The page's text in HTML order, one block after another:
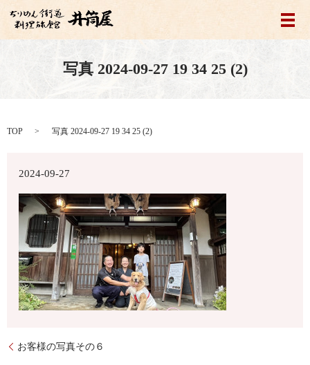
メ
写真 2024-09-27 19 34 25 (2)
TOP 写真 2024-09-27 19 34 25 (2)
2024-09-27
お客様の写真その６